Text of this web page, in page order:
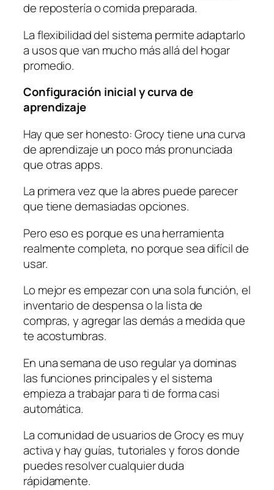
de repostería o comida preparada.
La flexibilidad del sistema permite adaptarlo
a usos que van mucho más allá del hogar
promedio.
Configuración inicial y curva de
aprendizaje
Hay que ser honesto: Grocy tiene una curva
de aprendizaje un poco más pronunciada
que otras apps.
La primera vez que la abres puede parecer
que tiene demasiadas opciones.
Pero eso es porque es una herramienta
realmente completa, no porque sea difícil de
usar.
Lo mejor es empezar con una sola función, el
inventario de despensa o la lista de
compras, y agregar las demás a medida que
te acostumbras.
En una semana de uso regular ya dominas
las funciones principales y el sistema
empieza a trabajar para ti de forma casi
automática.
La comunidad de usuarios de Grocy es muy
activa y hay guías, tutoriales y foros donde
puedes resolver cualquier duda
rápidamente.